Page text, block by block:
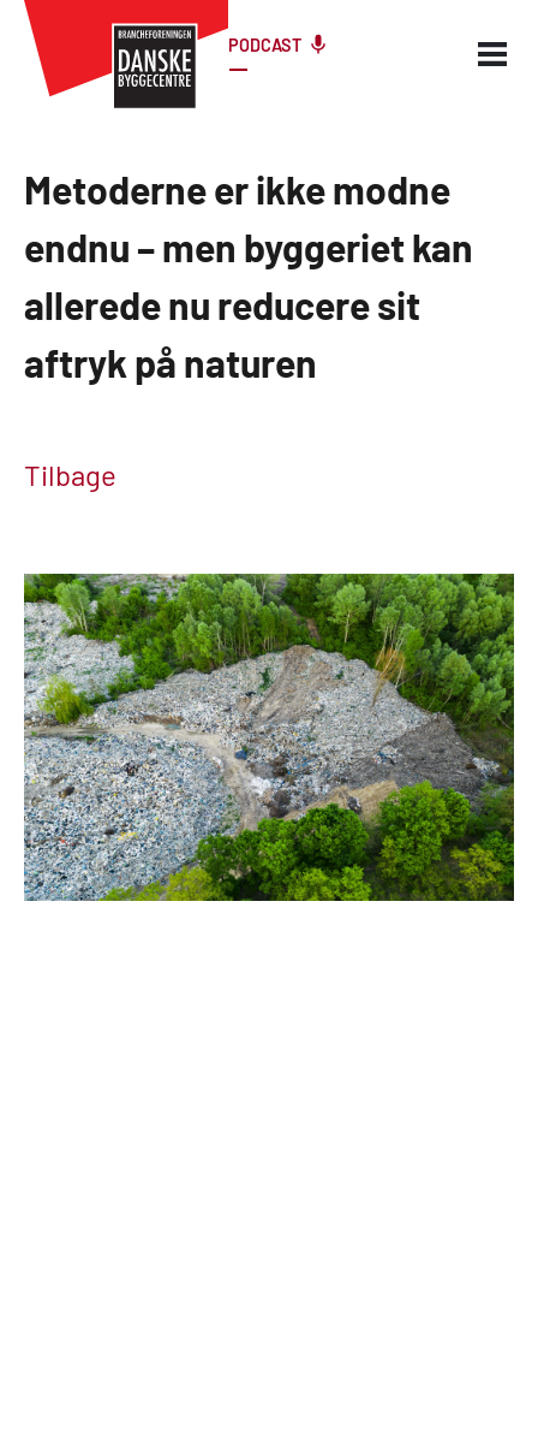
PODCAST
Metoderne er ikke modne
endnu – men byggeriet kan
allerede nu reducere sit
aftryk på naturen
Tilbage